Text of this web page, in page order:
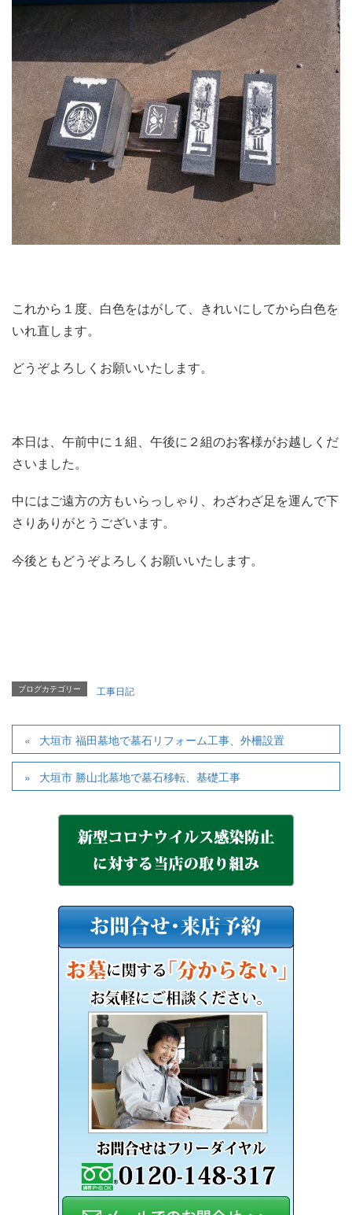
これから１度、白色をはがして、きれいにしてから白色を
いれ直します。
どうぞよろしくお願いいたします。
本日は、午前中に１組、午後に２組のお客様がお越しくだ
さいました。
中にはご遠方の方もいらっしゃり、わざわざ足を運んで下
さりありがとうございます。
今後ともどうぞよろしくお願いいたします。
ブログカテゴリー 工事日記
大垣市 福田墓地で墓石リフォーム工事、外柵設置
大垣市 勝山北墓地で墓石移転、基礎工事